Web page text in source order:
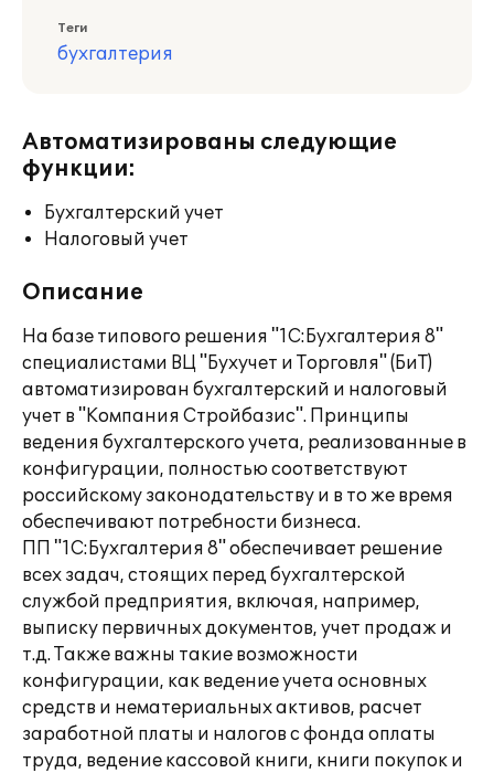
Теги
бухгалтерия
Автоматизированы следующие
функции:
Бухгалтерский учет
Налоговый учет
Описание
На базе типового решения "1С:Бухгалтерия 8"
специалистами ВЦ "Бухучет и Торговля" (БиТ)
автоматизирован бухгалтерский и налоговый
учет в "Компания Стройбазис". Принципы
ведения бухгалтерского учета, реализованные в
конфигурации, полностью соответствуют
российскому законодательству и в то же время
обеспечивают потребности бизнеса.
ПП "1С:Бухгалтерия 8" обеспечивает решение
всех задач, стоящих перед бухгалтерской
службой предприятия, включая, например,
выписку первичных документов, учет продаж и
т.д. Также важны такие возможности
конфигурации, как ведение учета основных
средств и нематериальных активов, расчет
заработной платы и налогов с фонда оплаты
труда, ведение кассовой книги, книги покупок и